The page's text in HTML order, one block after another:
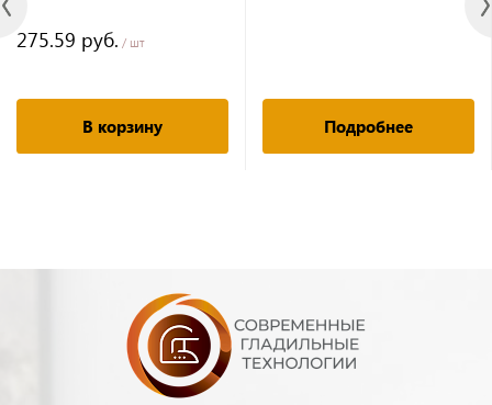
275.59 руб. / шт
В корзину Подробнее